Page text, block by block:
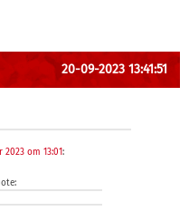
20-09-2023 13:41:51
om 13:01: